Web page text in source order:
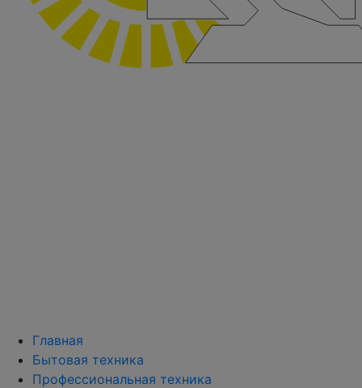
Главная
Бытовая техника
Профессиональная техника